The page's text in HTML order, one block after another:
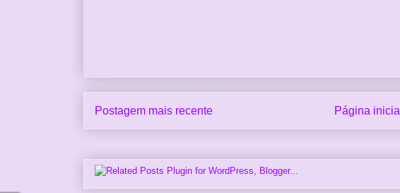
Postagem mais recente Página inicial